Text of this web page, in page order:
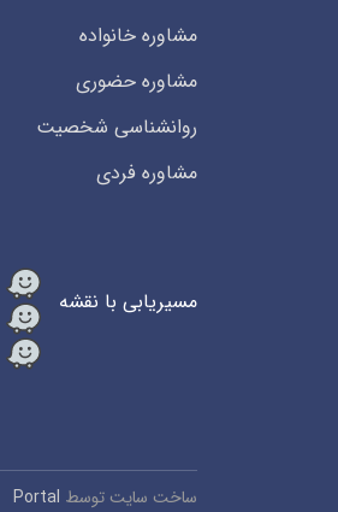
مشاوره خانواده
مشاوره حضوری
روانشناسی شخصیت
مشاوره فردی
مسیریابی با نقشه
ساخت سایت توسط Portal